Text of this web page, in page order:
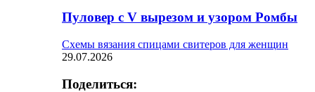
Пуловер с V вырезом и узором Ромбы
Схемы вязания спицами свитеров для женщин
29.07.2026
Поделиться: